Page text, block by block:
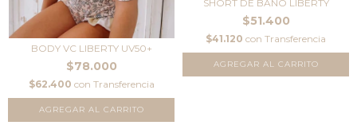
BODY VC LIBERTY UV50+
$78.000
$62.400 con Transferencia
AGREGAR AL CARRITO
SHORT DE BAÑO LIBERTY
$51.400
$41.120 con Transferencia
AGREGAR AL CARRITO